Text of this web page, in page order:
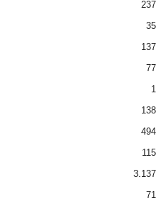
237
35
137
77
1
138
494
115
3.137
71